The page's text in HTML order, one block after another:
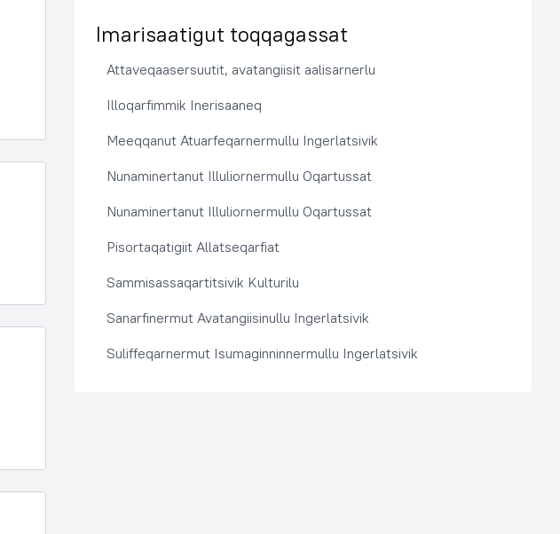
Imarisaatigut toqqagassat
Attaveqaasersuutit, avatangiisit aalisarnerlu
Illoqarfimmik Inerisaaneq
Meeqqanut Atuarfeqarnermullu Ingerlatsivik
Nunaminertanut Illuliornermullu Oqartussat
Nunaminertanut Illuliornermullu Oqartussat
Pisortaqatigiit Allatseqarfiat
Sammisassaqartitsivik Kulturilu
Sanarfinermut Avatangiisinullu Ingerlatsivik
Suliffeqarnermut Isumaginninnermullu Ingerlatsivik